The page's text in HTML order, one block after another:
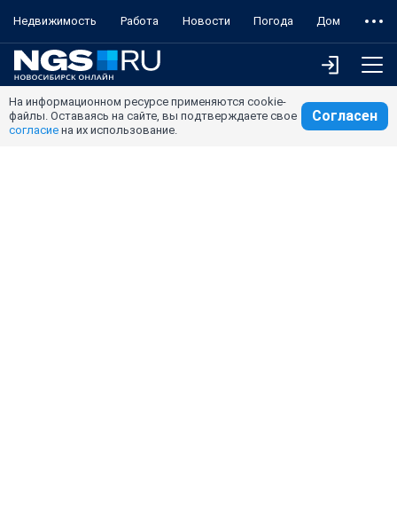
Недвижимость Работа Новости Погода Дом
На информационном ресурсе применяются cookie-
файлы. Оставаясь на сайте, вы подтверждаете свое
согласие на их использование.
Согласен